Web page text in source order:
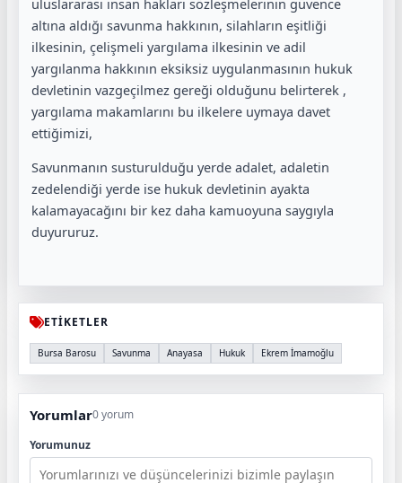
altına aldığı savunma hakkının, silahların eşitliği
ilkesinin, çelişmeli yargılama ilkesinin ve adil
yargılanma hakkının eksiksiz uygulanmasının hukuk
devletinin vazgeçilmez gereği olduğunu belirterek ,
yargılama makamlarını bu ilkelere uymaya davet
ettiğimizi,
Savunmanın susturulduğu yerde adalet, adaletin
zedelendiği yerde ise hukuk devletinin ayakta
kalamayacağını bir kez daha kamuoyuna saygıyla
duyururuz.
ETİKETLER
Bursa Barosu Savunma Anayasa Hukuk Ekrem İmamoğlu
Yorumlar0 yorum
Yorumunuz